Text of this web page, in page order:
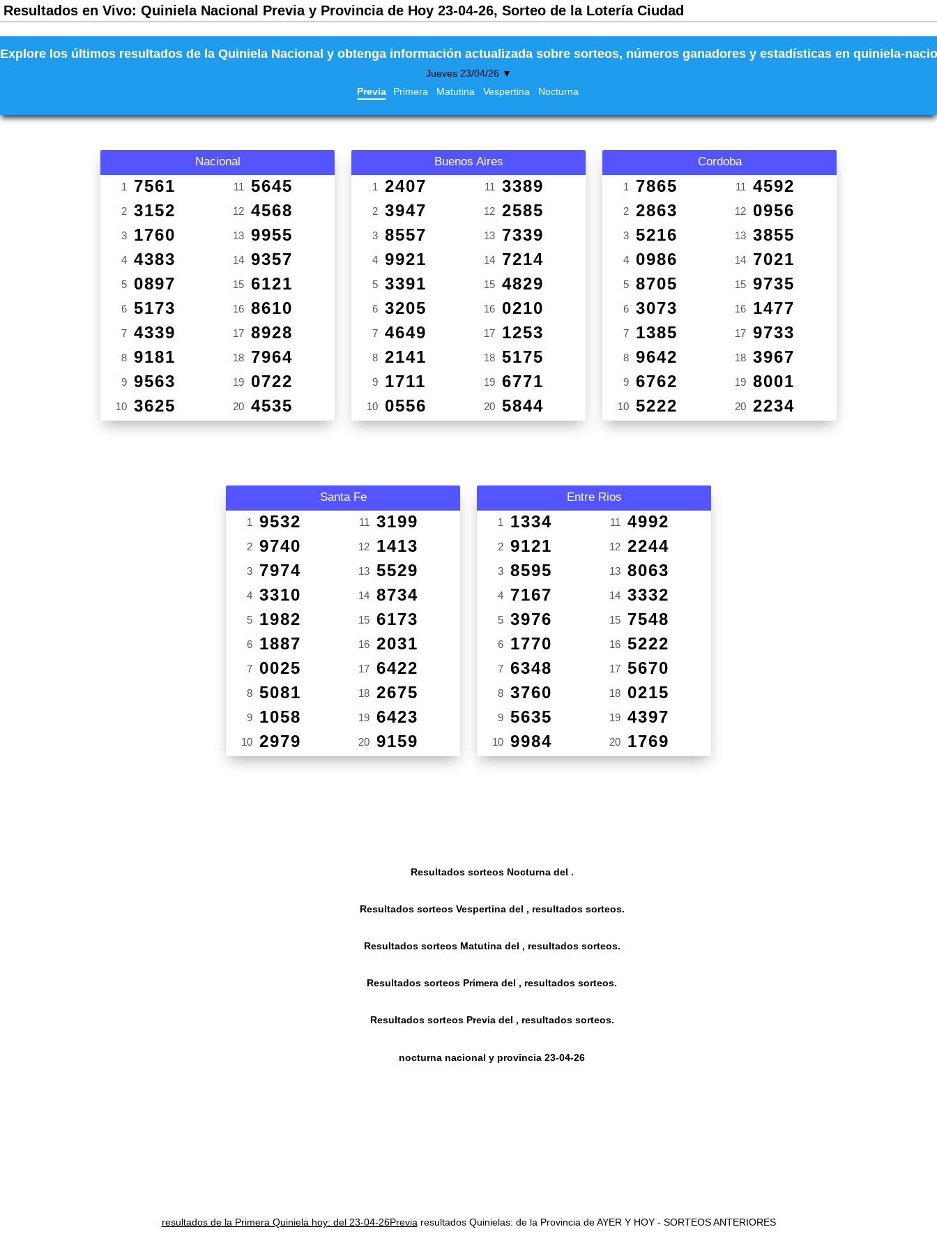
Resultados en Vivo: Quiniela Nacional Previa y Provincia de Hoy 23-04-26, Sorteo de la Lotería Ciudad
Explore los últimos resultados de la Quiniela Nacional y obtenga información actualizada sobre sorteos, números ganadores y estadísticas en quiniela-
Jueves 23/04/26 ▼
Previa
Primera Matutina Vespertina Nocturna
Nacional
1 7561
2 3152
3 1760
4 4383
5 0897
6 5173
7 4339
8 9181
9 9563
10 3625
11 5645
12 4568
13 9955
14 9357
15 6121
16 8610
17 8928
18 7964
19 0722
20 4535
Buenos Aires
1 2407
2 3947
3 8557
4 9921
5 3391
6 3205
7 4649
8 2141
9 1711
10 0556
11 3389
12 2585
13 7339
14 7214
15 4829
16 0210
17 1253
18 5175
19 6771
20 5844
Cordoba
1 7865
2 2863
3 5216
4 0986
5 8705
6 3073
7 1385
8 9642
9 6762
10 5222
11 4592
12 0956
13 3855
14 7021
15 9735
16 1477
17 9733
18 3967
19 8001
20 2234
Santa Fe
1 9532
2 9740
3 7974
4 3310
5 1982
6 1887
7 0025
8 5081
9 1058
10 2979
11 3199
12 1413
13 5529
14 8734
15 6173
16 2031
17 6422
18 2675
19 6423
20 9159
Entre Rios
1 1334
2 9121
3 8595
4 7167
5 3976
6 1770
7 6348
8 3760
9 5635
10 9984
11 4992
12 2244
13 8063
14 3332
15 7548
16 5222
17 5670
18 0215
19 4397
20 1769
Resultados sorteos Nocturna del .
Resultados sorteos Vespertina del , resultados sorteos.
Resultados sorteos Matutina del , resultados sorteos.
Resultados sorteos Primera del , resultados sorteos.
Resultados sorteos Previa del , resultados sorteos.
nocturna nacional y provincia 23-04-26
resultados de la Primera Quiniela hoy: del 23-04-26Previa resultados Quinielas: de la Provincia de AYER Y HOY - SORTEOS ANTERIORES